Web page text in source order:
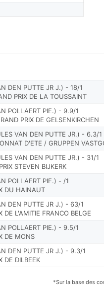
DEN PUTTE JR J.) - 18/1
PRIX DE LA TOUSSAINT
POLLAERT PIE.) - 9.9/1
PRIX DE GELSENKIRCHEN
VAN DEN PUTTE JR.) - 6.3/1
D'ETE / GRUPPEN
VAN DEN PUTTE JR.) - 31/1
STEVEN BIJKERK
POLLAERT PIE.) - /1
DU HAINAUT
DEN PUTTE JR J.) - 63/1
L'AMITIE FRANCO BELGE
POLLAERT PIE.) - 9.5/1
DE MONS
DEN PUTTE JR J.) - 9.3/1
DE DILBEEK
*Sur la base des